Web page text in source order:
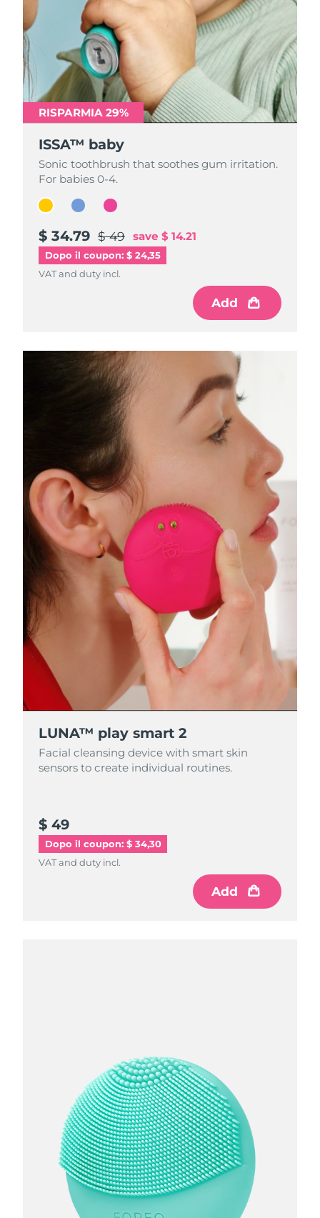
RISPARMIA 29%
ISSA™ baby
Sonic toothbrush that soothes gum irritation.
For babies 0-4.
$ 34.79 $ 49 save $ 14.21
Dopo il coupon: $ 24,35
VAT and duty incl.
Add
RISPARMIA 29%
ISSA™ baby
Sonic toothbrush that soothes gum irritation.
For babies 0-4.
$ 34.79 $ 49 save $ 14.21
VAT and duty incl.
Add
RISPARMIA 29%
ISSA™ baby
Sonic toothbrush that soothes gum irritation.
For babies 0-4.
$ 34.79 $ 49 save $ 14.21
VAT and duty incl.
Add
LUNA™ play smart 2
Facial cleansing device with smart skin
sensors to create individual routines.
$ 49
Dopo il coupon: $ 34,30
VAT and duty incl.
Add